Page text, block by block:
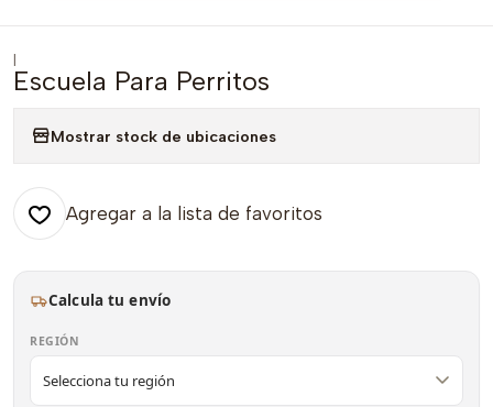
|
Escuela Para Perritos
Mostrar stock de ubicaciones
Agregar a la lista de favoritos
Calcula tu envío
REGIÓN